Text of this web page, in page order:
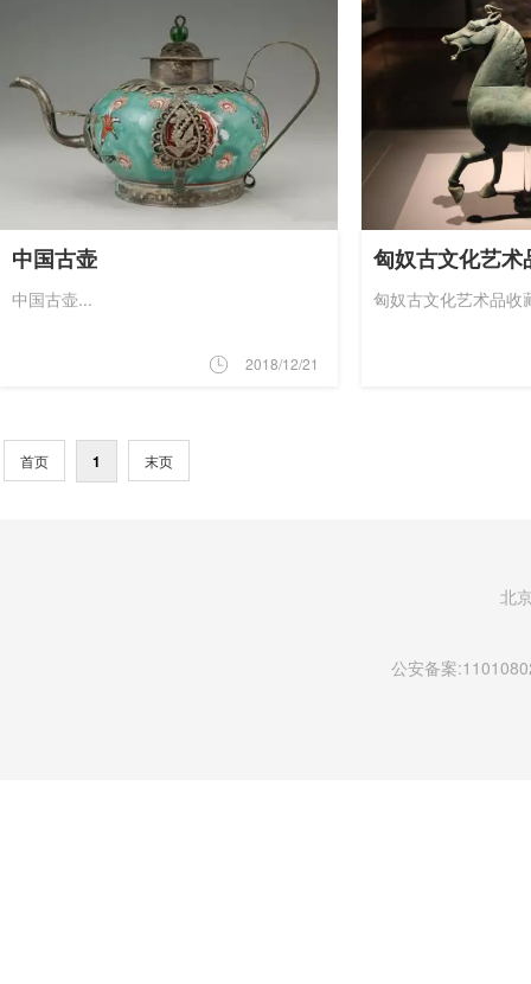
中国古壶
中国古壶...
2018/12/21
匈奴古文化艺术
匈奴古文化艺术品收
首页 1 末页
北
公安备案